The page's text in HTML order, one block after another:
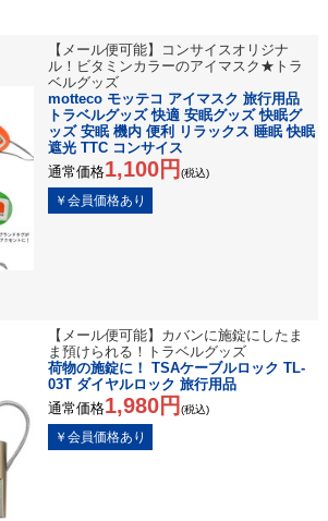
【メール便可能】コンサイスオリジナ
ル！ビタミンカラーのアイマスク★トラ
ベルグッズ
motteco モッテコ アイマスク 旅行用品
トラベルグッズ 快適 安眠グッズ 快眠グ
ッズ 安眠 機内 便利 リラックス 睡眠 快眠
遮光 TTC コンサイス
通常価格1,100円 (税込)
【メール便可能】カバンに施錠にしたま
ま預けられる！トラベルグッズ
荷物の施錠に！ TSAケーブルロック TL-
03T ダイヤルロック 旅行用品
通常価格1,980円 (税込)